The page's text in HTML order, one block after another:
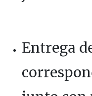
Entrega